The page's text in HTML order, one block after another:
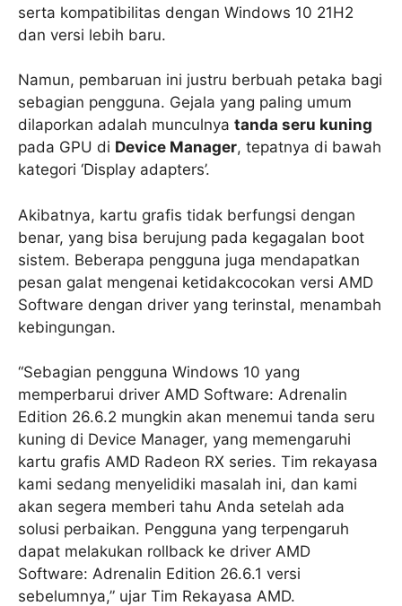
serta kompatibilitas dengan Windows 10 21H2
dan versi lebih baru.
Namun, pembaruan ini justru berbuah petaka bagi
sebagian pengguna. Gejala yang paling umum
dilaporkan adalah munculnya tanda seru kuning
pada GPU di Device Manager, tepatnya di bawah
kategori ‘Display adapters’.
Akibatnya, kartu grafis tidak berfungsi dengan
benar, yang bisa berujung pada kegagalan boot
sistem. Beberapa pengguna juga mendapatkan
pesan galat mengenai ketidakcocokan versi AMD
Software dengan driver yang terinstal, menambah
kebingungan.
“Sebagian pengguna Windows 10 yang
memperbarui driver AMD Software: Adrenalin
Edition 26.6.2 mungkin akan menemui tanda seru
kuning di Device Manager, yang memengaruhi
kartu grafis AMD Radeon RX series. Tim rekayasa
kami sedang menyelidiki masalah ini, dan kami
akan segera memberi tahu Anda setelah ada
solusi perbaikan. Pengguna yang terpengaruh
dapat melakukan rollback ke driver AMD
Software: Adrenalin Edition 26.6.1 versi
sebelumnya,” ujar Tim Rekayasa AMD.